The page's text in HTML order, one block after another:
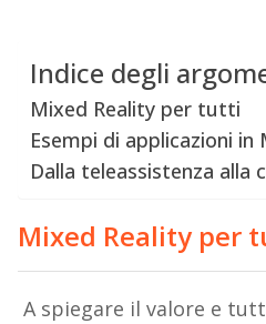
Indice degli
Mixed Reality per tutti
Esempi di applicazioni in
Dalla teleassistenza alla
Mixed Reality per
A spiegare il valore e